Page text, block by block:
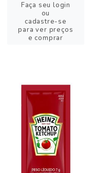
Faça seu login
ou
cadastre-se
para ver preços
e comprar